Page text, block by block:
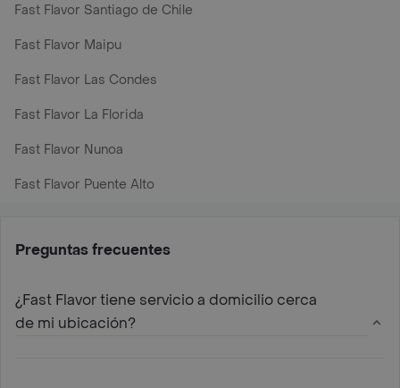
Fast Flavor Santiago de Chile
Fast Flavor Maipu
Fast Flavor Las Condes
Fast Flavor La Florida
Fast Flavor Nunoa
Fast Flavor Puente Alto
Preguntas frecuentes
¿Fast Flavor tiene servicio a domicilio cerca
de mi ubicación?